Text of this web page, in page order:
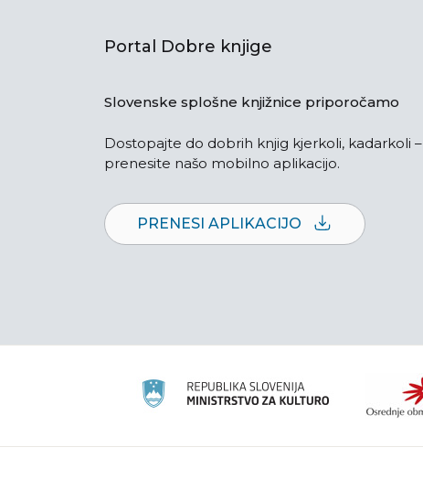
Portal Dobre knjige
Slovenske splošne knjižnice priporočamo
Dostopajte do dobrih knjig kjerkoli, kadarkoli –
prenesite našo mobilno aplikacijo.
PRENESI APLIKACIJO